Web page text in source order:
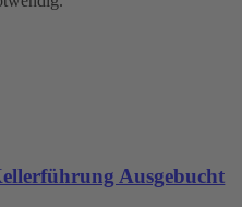
Ausgebucht